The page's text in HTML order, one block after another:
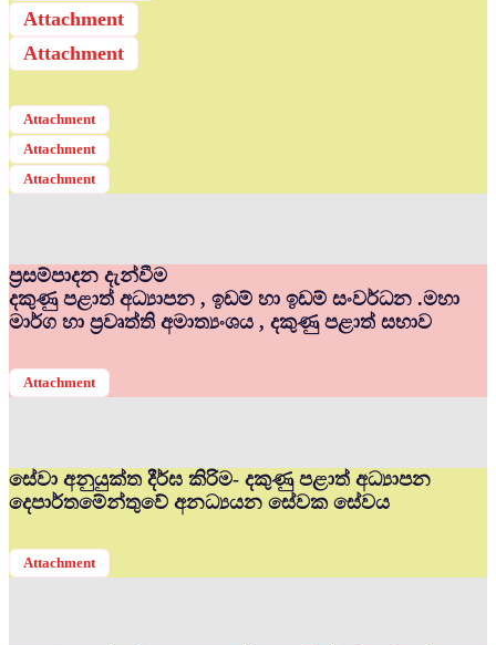
Attachment
Attachment
Attachment
Attachment
Attachment
ප්‍රසම්පාදන දැන්වීම
දකුණු පළාත් අධ්‍යාපන , ඉඩම් හා ඉඩම් සංවර්ධන .මහා
මාර්ග හා ප්‍රවෘත්ති අමාත්‍යංශය , දකුණු පළාත් සභාව
Attachment
සේවා අනුයුක්ත දීර්ඝ කිරිම- දකුණු පළාත් අධ්‍යාපන
දෙපාර්තමේන්තුවේ අනධ්‍යයන සේවක සේවය
Attachment